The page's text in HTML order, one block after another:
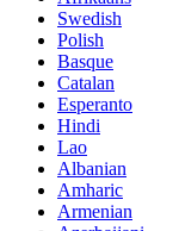
Swedish
Polish
Basque
Catalan
Esperanto
Hindi
Lao
Albanian
Amharic
Armenian